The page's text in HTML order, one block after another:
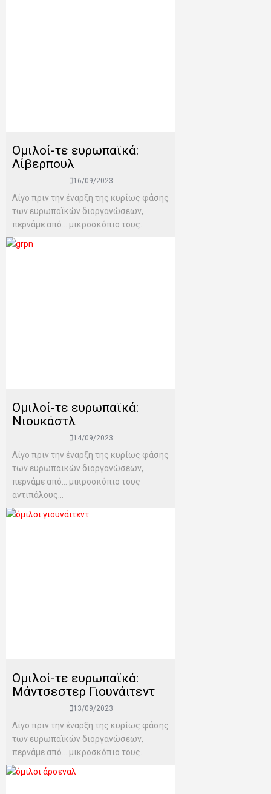
Ομιλοί-τε ευρωπαϊκά:
Λίβερπουλ
16/09/2023
Λίγο πριν την έναρξη της κυρίως φάσης
των ευρωπαϊκών διοργανώσεων,
περνάμε από… μικροσκόπιο τους...
Ομιλοί-τε ευρωπαϊκά:
Νιουκάστλ
14/09/2023
Λίγο πριν την έναρξη της κυρίως φάσης
των ευρωπαϊκών διοργανώσεων,
περνάμε από… μικροσκόπιο τους
αντιπάλους...
Ομιλοί-τε ευρωπαϊκά:
Μάντσεστερ Γιουνάιτεντ
13/09/2023
Λίγο πριν την έναρξη της κυρίως φάσης
των ευρωπαϊκών διοργανώσεων,
περνάμε από… μικροσκόπιο τους...